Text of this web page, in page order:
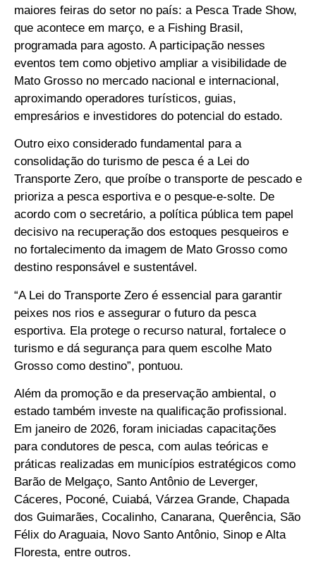
maiores feiras do setor no país: a Pesca Trade Show,
que acontece em março, e a Fishing Brasil,
programada para agosto. A participação nesses
eventos tem como objetivo ampliar a visibilidade de
Mato Grosso no mercado nacional e internacional,
aproximando operadores turísticos, guias,
empresários e investidores do potencial do estado.
Outro eixo considerado fundamental para a
consolidação do turismo de pesca é a Lei do
Transporte Zero, que proíbe o transporte de pescado e
prioriza a pesca esportiva e o pesque-e-solte. De
acordo com o secretário, a política pública tem papel
decisivo na recuperação dos estoques pesqueiros e
no fortalecimento da imagem de Mato Grosso como
destino responsável e sustentável.
“A Lei do Transporte Zero é essencial para garantir
peixes nos rios e assegurar o futuro da pesca
esportiva. Ela protege o recurso natural, fortalece o
turismo e dá segurança para quem escolhe Mato
Grosso como destino”, pontuou.
Além da promoção e da preservação ambiental, o
estado também investe na qualificação profissional.
Em janeiro de 2026, foram iniciadas capacitações
para condutores de pesca, com aulas teóricas e
práticas realizadas em municípios estratégicos como
Barão de Melgaço, Santo Antônio de Leverger,
Cáceres, Poconé, Cuiabá, Várzea Grande, Chapada
dos Guimarães, Cocalinho, Canarana, Querência, São
Félix do Araguaia, Novo Santo Antônio, Sinop e Alta
Floresta, entre outros.